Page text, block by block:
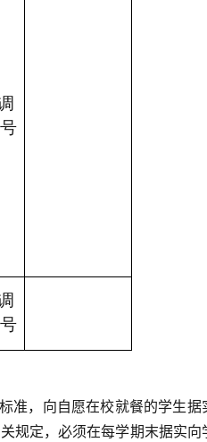
，向自愿在校就餐的学生据
规定，必须在每学期末据实向